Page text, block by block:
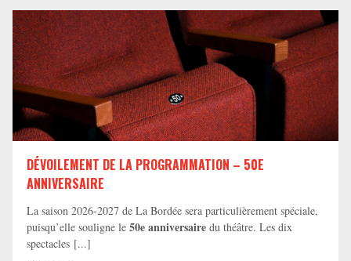
DÉVOILEMENT DE LA PROGRAMMATION – 50E
ANNIVERSAIRE
La saison 2026-2027 de La Bordée sera particulièrement spéciale,
puisqu’elle souligne le 50e anniversaire du théâtre. Les dix
spectacles [...]